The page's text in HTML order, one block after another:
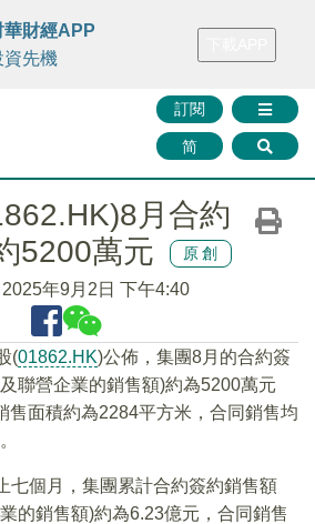
FINMETA 財華證券 媒體矩陣
訂閱
简
華財經APP
資先機
月合約
5200萬元
原創
2025年9月2日 下午4:40
(01862.HK)公佈，集團8月的合約簽
聯營企業的銷售額)約為5200萬元
售面積約為2284平方米，合同銷售均
七個月，集團累計合約簽約銷售額
的銷售額)約為6.23億元，合同銷售